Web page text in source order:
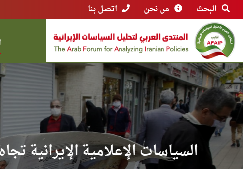
البحث من نحن اتصل بنا
نظرة متدبرة لموقف إيران من